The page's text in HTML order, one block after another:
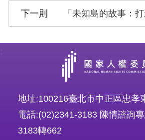
「未知島的故事：打造明天
地址:100216臺北市中正區忠孝
電話:(02)2341-3183 陳情諮詢
3183轉662